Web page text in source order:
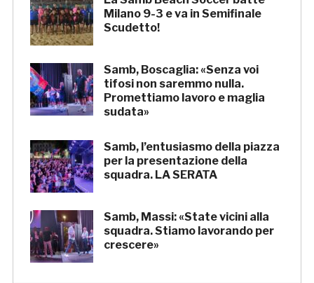
Milano 9-3 e va in Semifinale
Scudetto!
Samb, Boscaglia: «Senza voi
tifosi non saremmo nulla.
Promettiamo lavoro e maglia
sudata»
Samb, l’entusiasmo della piazza
per la presentazione della
squadra. LA SERATA
Samb, Massi: «State vicini alla
squadra. Stiamo lavorando per
crescere»